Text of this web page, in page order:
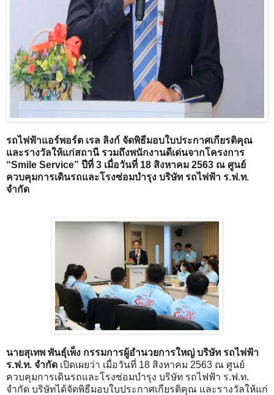
รถไฟฟ้าแอร์พอร์ต เรล ลิงก์ จัดพิธีมอบใบประกาศเกียรติคุณ
และรางวัลให้แก่สถานี รวมถึงพนักงานดีเด่นจากโครงการ
“Smile Service” ปีที่ 3 เมื่อวันที่ 18 สิงหาคม 2563 ณ ศูนย์
ควบคุมการเดินรถและโรงซ่อมบำรุง บริษัท รถไฟฟ้า ร.ฟ.ท.
จำกัด
นายสุเทพ พันธุ์เพ็ง กรรมการผู้อำนวยการใหญ่ บริษัท รถไฟฟ้า
ร.ฟ.ท. จำกัด เปิดเผยว่า เมื่อวันที่ 18 สิงหาคม 2563 ณ ศูนย์
ควบคุมการเดินรถและโรงซ่อมบำรุง บริษัท รถไฟฟ้า ร.ฟ.ท.
จำกัด บริษัทได้จัดพิธีมอบใบประกาศเกียรติคุณ และรางวัลให้แก่